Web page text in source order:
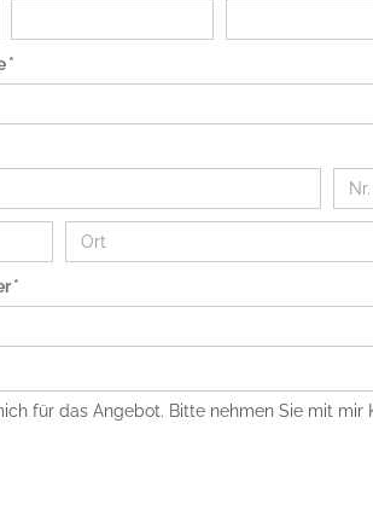
*
*